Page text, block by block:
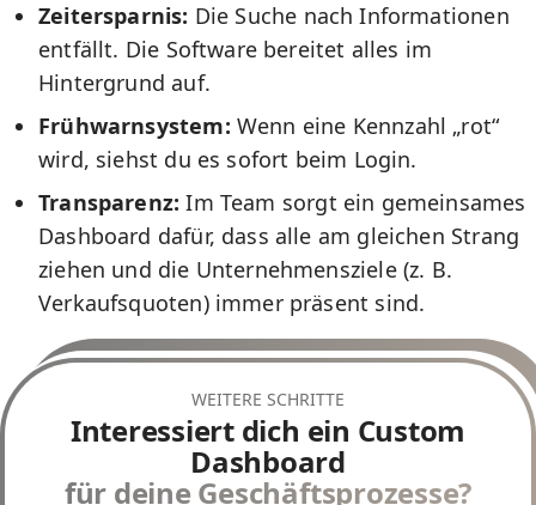
Zeitersparnis: Die Suche nach Informationen
entfällt. Die Software bereitet alles im
Hintergrund auf.
Frühwarnsystem: Wenn eine Kennzahl „rot“
wird, siehst du es sofort beim Login.
Transparenz: Im Team sorgt ein gemeinsames
Dashboard dafür, dass alle am gleichen Strang
ziehen und die Unternehmensziele (z. B.
Verkaufsquoten) immer präsent sind.
WEITERE SCHRITTE
Interessiert dich ein Custom
Dashboard
für deine Geschäftsprozesse?